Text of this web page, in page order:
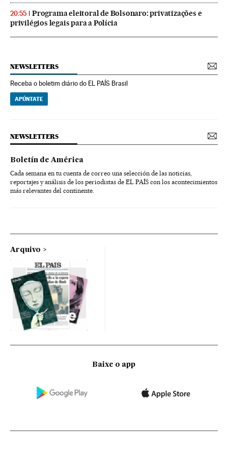
20:55
Programa eleitoral de Bolsonaro: privatizações e
privilégios legais para a Polícia
NEWSLETTERS
Receba o boletim diário do EL PAÍS Brasil
APÚNTATE
NEWSLETTERS
Boletín de América
Cada semana en tu cuenta de correo una selección de las noticias,
reportajes y análisis de los periodistas de EL PAÍS con los acontecimientos
más relevantes del continente.
Arquivo
Baixe o app